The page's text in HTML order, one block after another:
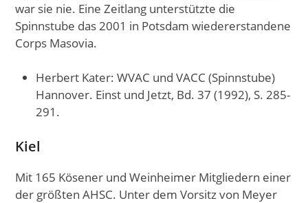
war sie nie. Eine Zeitlang unterstützte die
Spinnstube das 2001 in Potsdam wiedererstandene
Corps Masovia.
Herbert Kater: WVAC und VACC (Spinnstube)
Hannover. Einst und Jetzt, Bd. 37 (1992), S. 285-
291.
Kiel
Mit 165 Kösener und Weinheimer Mitgliedern einer
der größten AHSC. Unter dem Vorsitz von Meyer